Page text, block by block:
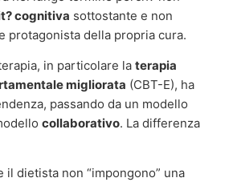
cognitiva sottostante e non
protagonista della propria cura.
in particolare la terapia
migliorata (CBT-E), ha
passando da un modello
collaborativo. La differenza
il dietista non “impongono” una